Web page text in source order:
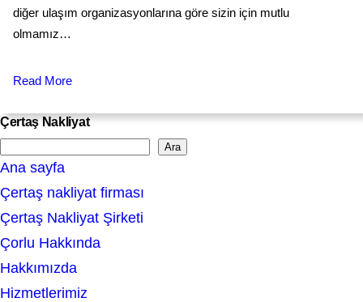
diğer ulaşım organizasyonlarına göre sizin için mutlu
olmamız…
Read More
Çertaş Nakliyat
e
a
r
c
h
Ara
Ana sayfa
Çertaş nakliyat firması
Çertaş Nakliyat Şirketi
Çorlu Hakkında
Hakkımızda
Hizmetlerimiz